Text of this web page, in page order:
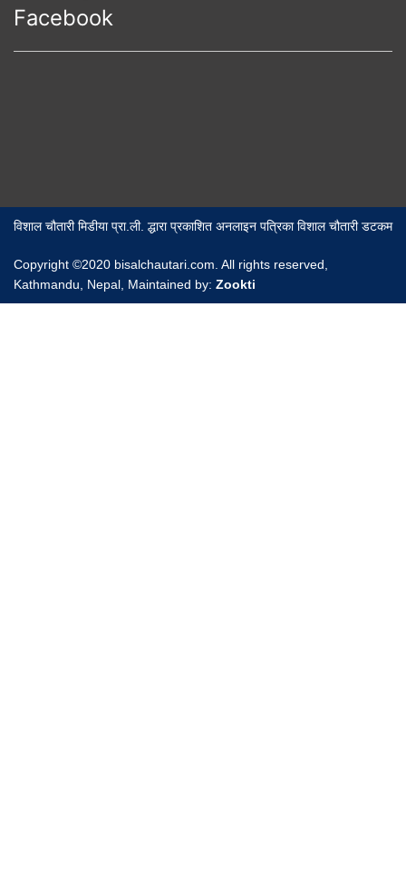
Facebook
विशाल चौतारी मिडीया प्रा.ली. द्धारा प्रकाशित अनलाइन पत्रिका विशाल चौतारी डटकम
Copyright ©2020 bisalchautari.com. All rights reserved,
Kathmandu, Nepal, Maintained by: Zookti